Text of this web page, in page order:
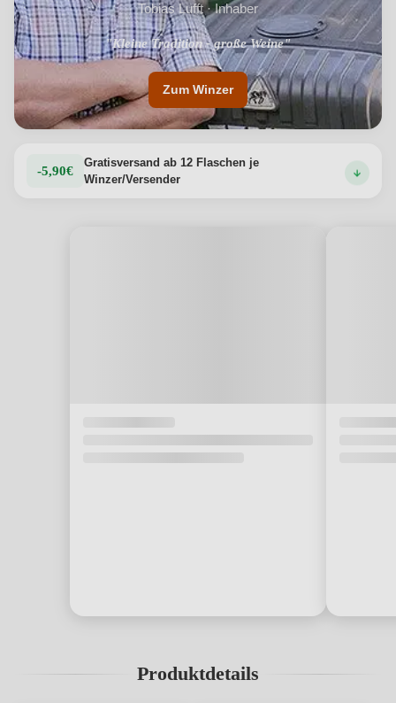
Tobias Lufft · Inhaber
"Kleine Tradition - große Weine"
"Leidenschaft und Spaß"
Zum Winzer
-5,90€
Gratisversand ab 12 Flaschen je
Winzer/Versender
Produktdetails